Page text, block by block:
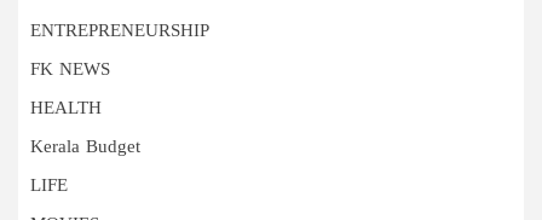
ENTREPRENEURSHIP
FK NEWS
HEALTH
Kerala Budget
LIFE